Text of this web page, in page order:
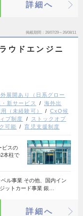
詳細へ
掲載期間 26/07/29～26/08/11
ウドエンジニ
展開あり（日系グロー
新サービス
海外出
（未経験可）
CxO候
ブ制度
ストックオプ
可能 育児支援制度
ビスの
本柱で
ル事業 その他、国内イン
ットカード事業 銀…
詳細へ